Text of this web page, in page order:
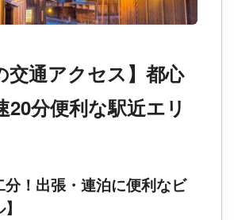
交通アクセス】都心
20分便利な駅近エリ
分！出張・連泊に便利なビ